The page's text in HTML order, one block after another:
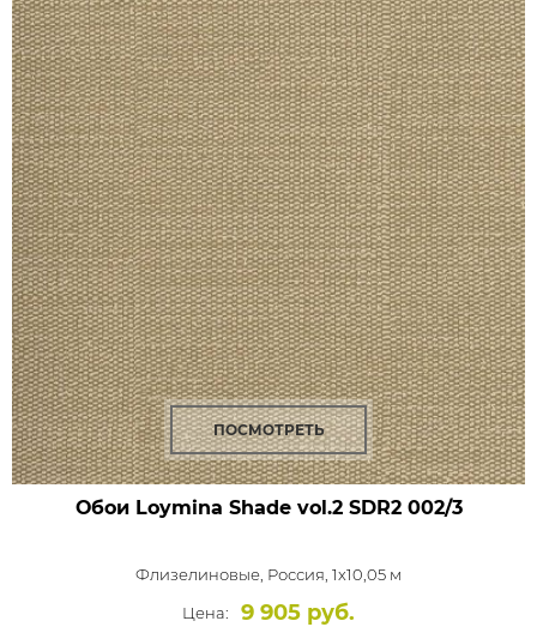
ПОСМОТРЕТЬ
Обои Loymina Shade vol.2SDR2 002/3
Флизелиновые, Россия, 1x10,05 м
Цена:
9 905 руб.